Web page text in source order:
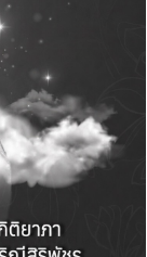
ขียวจัดขึ้น
ในงานสนุก
รงานวิจัย
Zoo
มชน ,สนุก